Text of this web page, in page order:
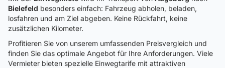
Bielefeld besonders einfach: Fahrzeug abholen, beladen,
losfahren und am Ziel abgeben. Keine Rückfahrt, keine
zusätzlichen Kilometer.
Profitieren Sie von unserem umfassenden Preisvergleich und
finden Sie das optimale Angebot für Ihre Anforderungen. Viele
Vermieter bieten spezielle Einwegtarife mit attraktiven